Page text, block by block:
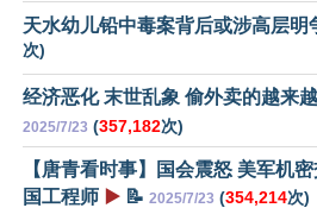
天水幼儿铅中毒案背后或涉高层明
次)
经济恶化 末世乱象 偷外卖的越来
2025/7/23 (357,182次)
【唐青看时事】国会震怒 美军机
国工程师 ▶️ 📝 2025/7/23 (354,214次)